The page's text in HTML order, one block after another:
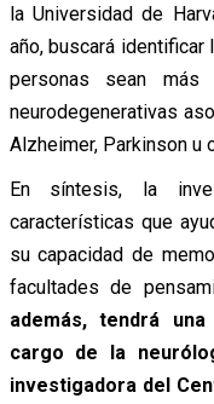
la Universidad de
año, buscará
personas sean más
neurodegenerativas
Alzheimer, Parkinson u
En síntesis, la
características que
su capacidad de
facultades de
además, tendrá
cargo de la
investigadora del